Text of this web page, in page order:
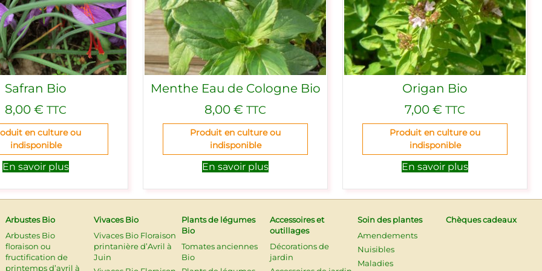
Safran Bio
8,00 € TTC
en culture ou
indisponible
En savoir plus
Menthe Eau de Cologne Bio
8,00 € TTC
Produit en culture ou
indisponible
En savoir plus
Origan Bio
7,00 € TTC
Produit en culture ou
indisponible
En savoir plus
Arbustes Bio
Arbustes Bio
floraison ou
fructification de
printemps d’avril à
Vivaces Bio
Vivaces Bio Floraison
printanière d’Avril à
Juin
Plants de légumes
Bio
Tomates anciennes
Bio
Accessoires et
outillages
Décorations de
jardin
Soin des plantes
Amendements
Nuisibles
Maladies
Chèques cadeaux